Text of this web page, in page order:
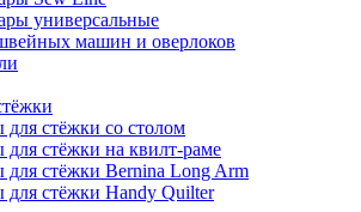
универсальные
машин и оверлоков
стёжки со столом
стёжки на квилт-раме
стёжки Bernina Long Arm
стёжки Handy Quilter